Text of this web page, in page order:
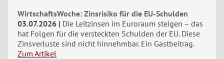
WirtschaftsWoche: Zinsrisiko für die EU-Schulden
03.07.2026
Die Leitzinsen im Euroraum steigen – das
hat Folgen für die versteckten Schulden der EU. Diese
Zinsverluste sind nicht hinnehmbar. Ein Gastbeitrag.
Zum Artikel